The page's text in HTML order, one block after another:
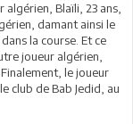
Blaïli, 23 ans,
damant ainsi le
la course. Et ce
joueur algérien,
le joueur
club de Bab Jedid, au